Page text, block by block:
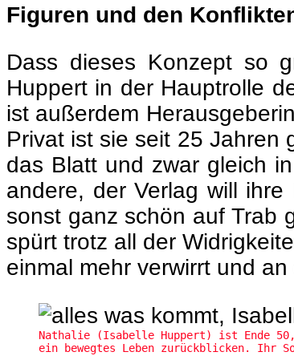
Figuren und den
Dass dieses Konzept so
Huppert in der Hauptrolle
ist außerdem
Privat ist sie seit 25 Jahren
das Blatt und zwar gleich
andere, der Verlag will
sonst ganz schön auf Trab
spürt trotz all der
einmal mehr verwirrt und
Nathalie (Isabelle Huppert) ist Ende
ein bewegtes Leben zurückblicken. Ihr